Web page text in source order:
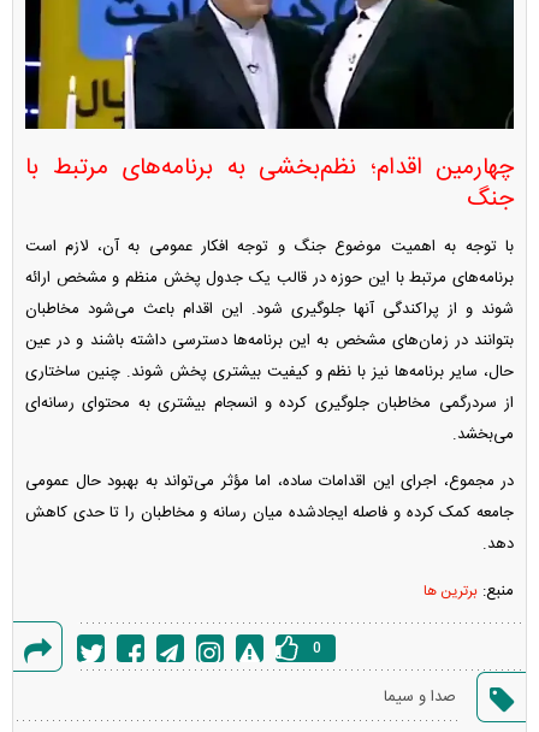
چهارمین اقدام؛ نظم‌بخشی به برنامه‌های مرتبط با
جنگ
با توجه به اهمیت موضوع جنگ و توجه افکار عمومی به آن، لازم است
برنامه‌های مرتبط با این حوزه در قالب یک جدول پخش منظم و مشخص ارائه
شوند و از پراکندگی آنها جلوگیری شود. این اقدام باعث می‌شود مخاطبان
بتوانند در زمان‌های مشخص به این برنامه‌ها دسترسی داشته باشند و در عین
حال، سایر برنامه‌ها نیز با نظم و کیفیت بیشتری پخش شوند. چنین ساختاری
از سردرگمی مخاطبان جلوگیری کرده و انسجام بیشتری به محتوای رسانه‌ای
می‌بخشد.
در مجموع، اجرای این اقدامات ساده، اما مؤثر می‌تواند به بهبود حال عمومی
جامعه کمک کرده و فاصله ایجادشده میان رسانه و مخاطبان را تا حدی کاهش
دهد.
منبع: برترین ها
خطا
0
صدا و سیما